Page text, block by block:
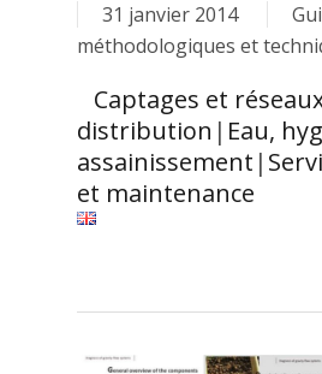
31 janvier 2014
méthodologiques et
Captages et
distribution | Eau,
assainissement |
et maintenance